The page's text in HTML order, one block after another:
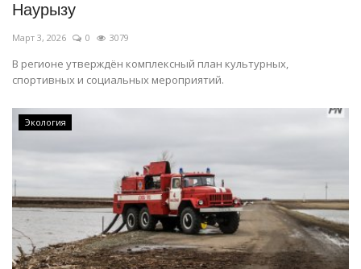
Наурызу
Март 3, 2026 0 3079
В регионе утверждён комплексный план культурных,
спортивных и социальных мероприятий.
Экология